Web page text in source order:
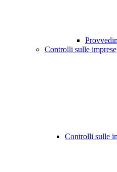
Controlli sulle imprese
Controlli sulle